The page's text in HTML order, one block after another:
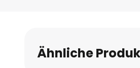
Bildgalerie
springen
Ähnliche